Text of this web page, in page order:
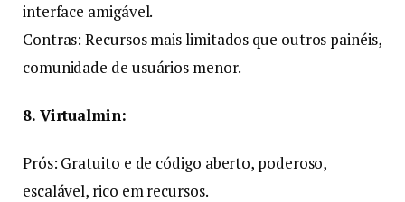
interface amigável.
Contras: Recursos mais limitados que outros painéis,
comunidade de usuários menor.
8. Virtualmin:
Prós: Gratuito e de código aberto, poderoso,
escalável, rico em recursos.